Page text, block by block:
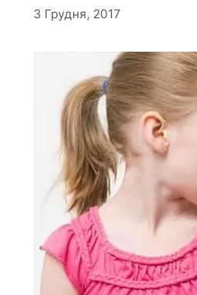
3 Грудня, 2017